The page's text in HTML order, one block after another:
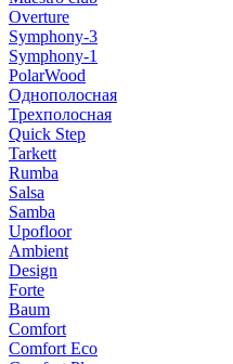
Overture
Symphony-3
Symphony-1
PolarWood
Однополосная
Трехполосная
Quick Step
Tarkett
Rumba
Salsa
Samba
Upofloor
Ambient
Design
Forte
Baum
Comfort
Comfort Eco